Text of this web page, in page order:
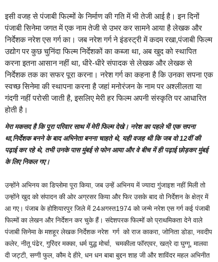
इसी वजह से पंजाबी फिल्मों के निर्माण की गति में भी तेजी आई है। इन दिनों
पंजाबी सिनेमा जगत में एक नाम तेजी से उभर कर सामने आया है लेखक और
निर्देशक नरेश एस गर्ग का। जब नरेश गर्ग ने इंडस्ट्री में कदम रखा,पंजाबी फिल्म
उद्योग पर कुछ चुनिंदा फिल्म निर्देशकों का कब्जा था, अब खुद को स्थापित
करना इतना आसान नहीं था, धीरे-धीरे संपादक से लेखक और लेखक से
निर्देशक तक का सफर पूरा करना। नरेश गर्ग का कहना है कि उनका सपना एक
स्वच्छ सिनेमा की स्थापना करना है जहां मनोरंजन के नाम पर अश्लीलता या
गंदगी नहीं परोसी जाती है, इसलिए मेरी हर फिल्म अपनी संस्कृति पर आधारित
होती है।
मेरा मकसद है कि पूरा परिवार साथ में मेरी फिल्म देखे। नरेश का पहले भी एक सपना
था,निर्देशक बनने के बाद अभिनेता बनना चाहते थे, यही वजह थी कि जब वो 12वीं की
पढ़ाई कर रहे थे, तभी उनके पास मुंबई से फोन आया और वे बीच में ही पढ़ाई छोड़कर मुंबई
के लिए निकल गए।
उन्होंने अभिनय का डिप्लोमा पूरा किया, जब उन्हें अभिनय में ज्यादा गुंजाइश नहीं मिली तो
उन्होंने खुद को संपादन की ओर अग्रसर किया और फिर उसके बाद वो निर्देशन के क्षेत्र में
आ गए। पंजाब के होशियारपुर जिले में 24अगस्त1974 को जन्मे नरेश एस गर्ग कई पंजाबी
फिल्मों का लेखन और निर्देशन कर चुके हैं। संदेशपरक फिल्मों को प्राथमिकता देने वाले
पंजाबी सिनेमा के मशहूर लेखक निर्देशक नरेश गर्ग को राज काकरा, जोनिता डोडा, नवदीप
कलेर, नीतू पंढेर, गुरिंदर मक्का, धर्म युद्ध मोर्चा, चमकीला फॉरएवर, खत्रे दा घुग्गू, मालवा
दी जट्टी, सग्गी फुल, कौम दे हीरे, धन धन बाबा बुद्दन शाह जी और शाविंदर महल अभिनीत